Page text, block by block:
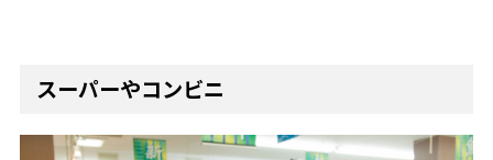
スーパーやコンビニ